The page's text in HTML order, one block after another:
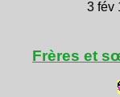
3 fév
Frères et